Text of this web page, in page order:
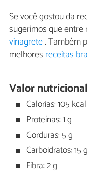
Se você gostou da
sugerimos que
vinagrete. Também
melhores receitas
Valor nutricional
Calorias: 105 kcal
Proteínas: 1 g
Gorduras: 5 g
Carboidratos: 15 g
Fibra: 2 g